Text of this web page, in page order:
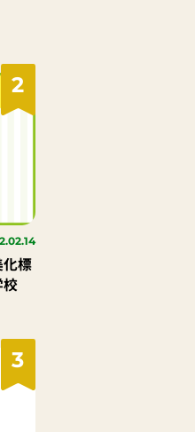
2
化標
3